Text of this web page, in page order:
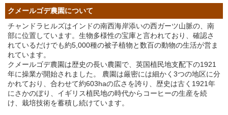
クメールゴデ農園について
チャンドラヒルズはインドの南西海岸添いの西ガーツ山脈の、南
部に位置しています。生物多様性の宝庫と言われており、確認さ
れているだけでも約5,000種の被子植物と数百の動物の生活が営ま
れています。
クメールゴデ農園は歴史の長い農園で、英国植民地支配下の1921
年に操業が開始されました。 農園は厳密には細かく3つの地区に分
かれており、合わせて約603haの広さを誇り、歴史は古く1921年
にさかのぼり、イギリス植民地の時代からコーヒーの生産を続
け、栽培技術を蓄積し続けています。